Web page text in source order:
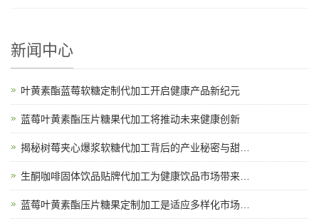
新闻中心
叶黄素酯蓝莓软糖定制代加工开启健康产品新纪元
蓝莓叶黄素酯压片糖果代加工将推动未来健康创新